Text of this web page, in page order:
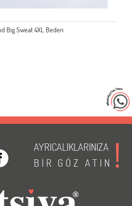
Big Sweat 4XL Beden
AYRICALIKLARINIZA
BİR GÖZ ATIN